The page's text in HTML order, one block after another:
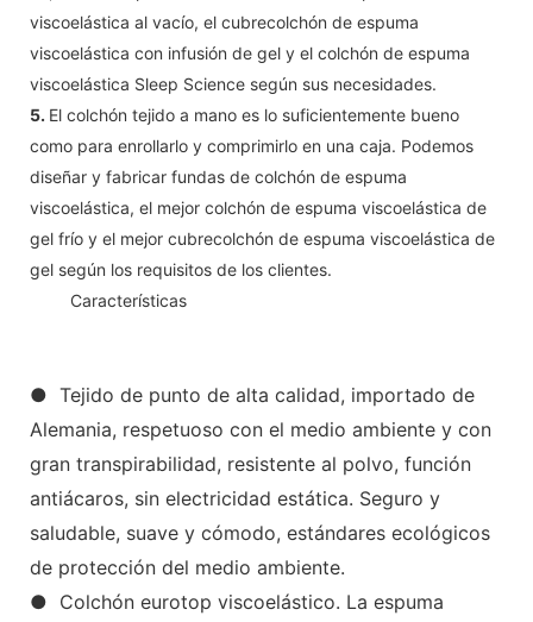
viscoelástica al vacío, el cubrecolchón de espuma
viscoelástica con infusión de gel y el colchón de espuma
viscoelástica Sleep Science según sus necesidades.
5. El colchón tejido a mano es lo suficientemente bueno
como para enrollarlo y comprimirlo en una caja. Podemos
diseñar y fabricar fundas de colchón de espuma
viscoelástica, el mejor colchón de espuma viscoelástica de
gel frío y el mejor cubrecolchón de espuma viscoelástica de
gel según los requisitos de los clientes.
Características
● Tejido de punto de alta calidad, importado de
Alemania, respetuoso con el medio ambiente y con
gran transpirabilidad, resistente al polvo, función
antiácaros, sin electricidad estática. Seguro y
saludable, suave y cómodo, estándares ecológicos
de protección del medio ambiente.
● Colchón eurotop viscoelástico. La espuma